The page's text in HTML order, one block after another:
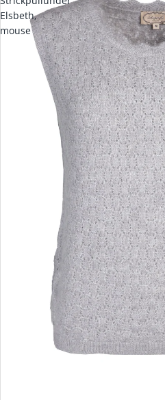
Elsbeth,
mouse